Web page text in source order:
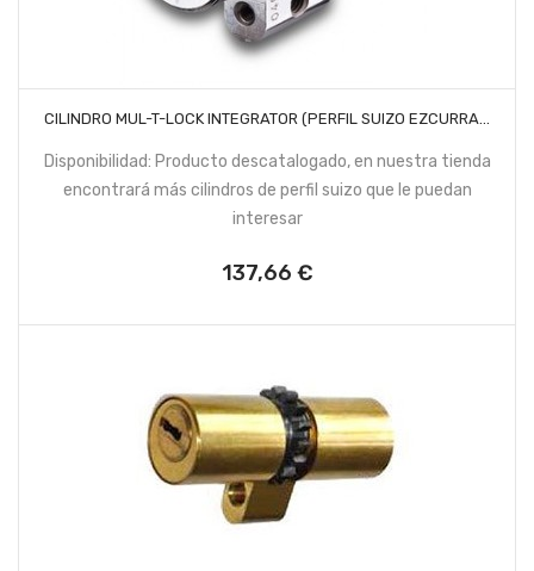
AÑADIR AL CARRITO
CILINDRO MUL-T-LOCK INTEGRATOR (PERFIL SUIZO EZCURRA...
Disponibilidad: Producto descatalogado, en nuestra tienda
encontrará más cilindros de perfil suizo que le puedan
interesar
Precio
137,66 €